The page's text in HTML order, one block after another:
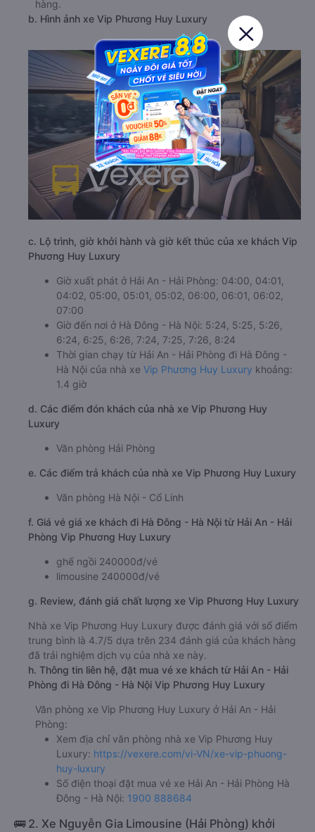
hàng.
b. Hình ảnh xe Vip Phương Huy Luxury
c. Lộ trình, giờ khởi hành và giờ kết thúc của xe khách Vip
Phương Huy Luxury
Giờ xuất phát ở Hải An - Hải Phòng: 04:00, 04:01,
04:02, 05:00, 05:01, 05:02, 06:00, 06:01, 06:02,
07:00
Giờ đến nơi ở Hà Đông - Hà Nội: 5:24, 5:25, 5:26,
6:24, 6:25, 6:26, 7:24, 7:25, 7:26, 8:24
Thời gian chạy từ Hải An - Hải Phòng đi Hà Đông -
Hà Nội của nhà xe Vip Phương Huy Luxury khoảng:
1.4 giờ
d. Các điểm đón khách của nhà xe Vip Phương Huy
Luxury
Văn phòng Hải Phòng
e. Các điểm trả khách của nhà xe Vip Phương Huy Luxury
Văn phòng Hà Nội - Cổ Linh
f. Giá vé giá xe khách đi Hà Đông - Hà Nội từ Hải An - Hải
Phòng Vip Phương Huy Luxury
ghế ngồi 240000đ/vé
limousine 240000đ/vé
g. Review, đánh giá chất lượng xe Vip Phương Huy Luxury
Nhà xe Vip Phương Huy Luxury được đánh giá với số điểm
trung bình là 4.7/5 dựa trên 234 đánh giá của khách hàng
đã trải nghiệm dịch vụ của nhà xe này.
h. Thông tin liên hệ, đặt mua vé xe khách từ Hải An - Hải
Phòng đi Hà Đông - Hà Nội Vip Phương Huy Luxury
Văn phòng xe Vip Phương Huy Luxury ở Hải An - Hải
Phòng:
Xem địa chỉ văn phòng nhà xe Vip Phương Huy
Luxury: https://vexere.com/vi-VN/xe-vip-phuong-
huy-luxury
Số điện thoại đặt mua vé xe Hải An - Hải Phòng Hà
Đông - Hà Nội: 1900 888684
🚌 2. Xe Nguyễn Gia Limousine (Hải Phòng) khởi